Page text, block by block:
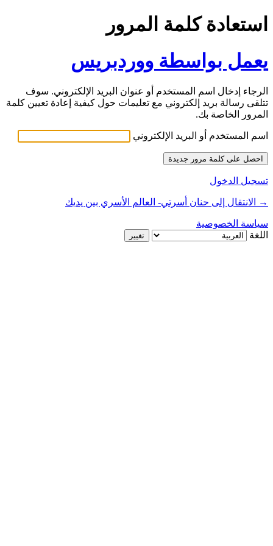
استعادة كلمة المرور
يعمل بواسطة ووردبريس
الرجاء إدخال اسم المستخدم أو عنوان البريد الإلكتروني. سوف
تتلقى رسالة بريد إلكتروني مع تعليمات حول كيفية إعادة تعيين كلمة
المرور الخاصة بك.
اسم المستخدم أو البريد الإلكتروني
تسجيل الدخول
→ الانتقال إلى حنان أسرتي- العالم الأسري بين يديك
سياسة الخصوصية
اللغة